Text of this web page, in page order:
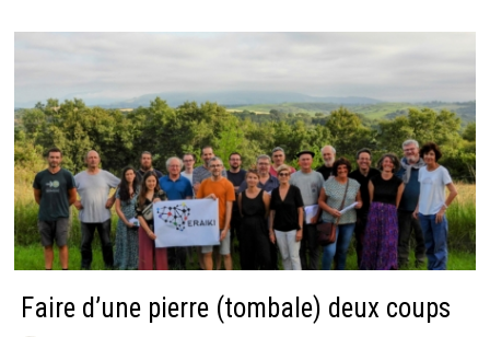
Faire d’une pierre (tombale) deux coups